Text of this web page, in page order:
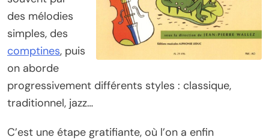
des mélodies
simples, des
comptines, puis
on aborde
progressivement différents styles : classique,
traditionnel, jazz…
C’est une étape gratifiante, où l’on a enfin